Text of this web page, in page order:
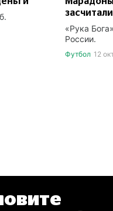
«Рука
России.
Футбол 12